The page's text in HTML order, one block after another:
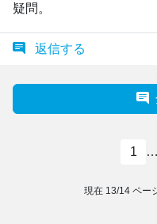
疑問。
返信する
1 …
現在 13/14 ペー